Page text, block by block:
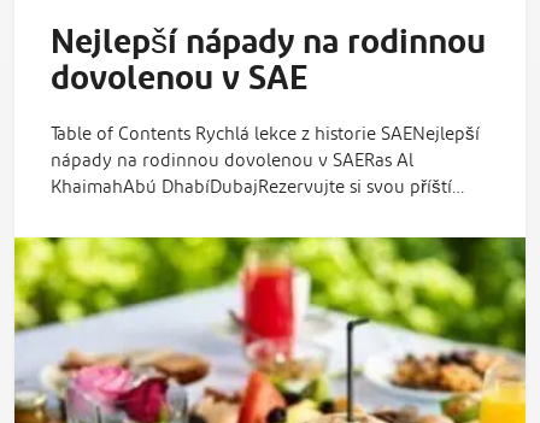
Nejlepší nápady na rodinnou
dovolenou v SAE
Table of Contents Rychlá lekce z historie SAENejlepší
nápady na rodinnou dovolenou v SAERas Al
KhaimahAbú DhabíDubajRezervujte si svou příští…